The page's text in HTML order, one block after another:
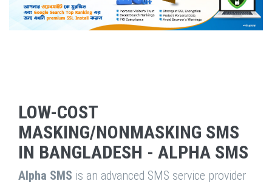
LOW-COST
MASKING/NONMASKING SMS
IN BANGLADESH - ALPHA SMS
Alpha SMS is an advanced SMS service provider